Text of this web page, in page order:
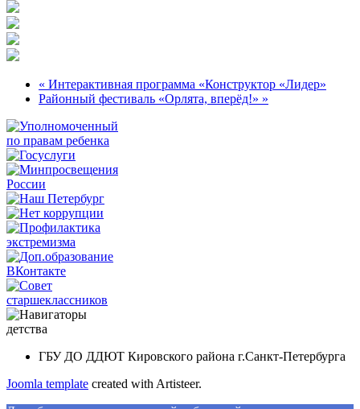
« Интерактивная программа «Конструктор «Лидер»
Районный фестиваль «Орлята, вперёд!» »
ГБУ ДО ДДЮТ Кировского района г.Санкт-Петербурга
Joomla template created with Artisteer.